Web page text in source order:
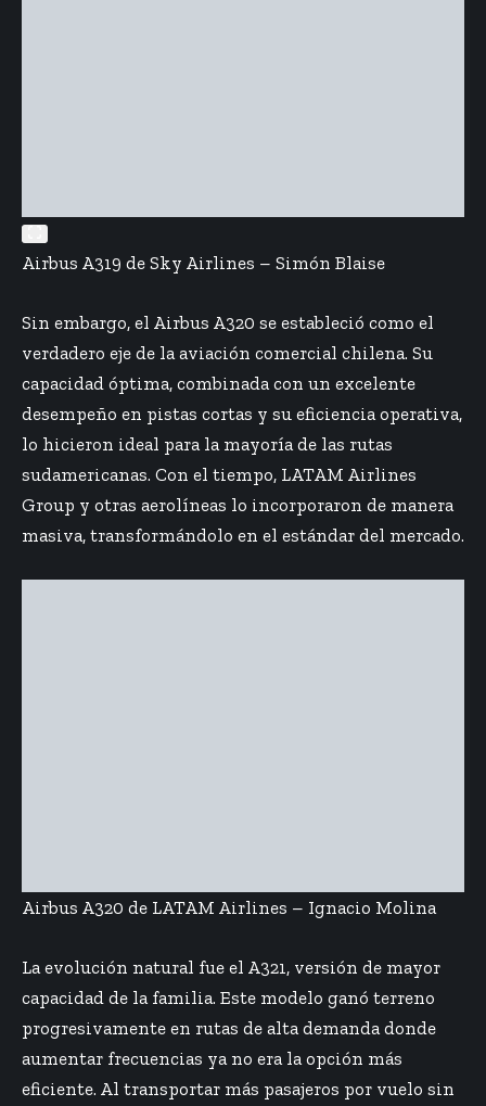
Airbus A319 de Sky Airlines – Simón Blaise
Sin embargo, el Airbus A320 se estableció como el
verdadero eje de la aviación comercial chilena. Su
capacidad óptima, combinada con un excelente
desempeño en pistas cortas y su eficiencia operativa,
lo hicieron ideal para la mayoría de las rutas
sudamericanas. Con el tiempo, LATAM Airlines
Group y otras aerolíneas lo incorporaron de manera
masiva, transformándolo en el estándar del mercado.
Airbus A320 de LATAM Airlines – Ignacio Molina
La evolución natural fue el A321, versión de mayor
capacidad de la familia. Este modelo ganó terreno
progresivamente en rutas de alta demanda donde
aumentar frecuencias ya no era la opción más
eficiente. Al transportar más pasajeros por vuelo sin